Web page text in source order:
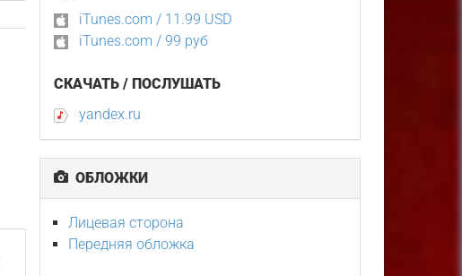
iTunes.com / 11.99 USD
iTunes.com / 99 руб
СКАЧАТЬ / ПОСЛУШАТЬ
yandex.ru
ОБЛОЖКИ
Лицевая сторона
Передняя обложка